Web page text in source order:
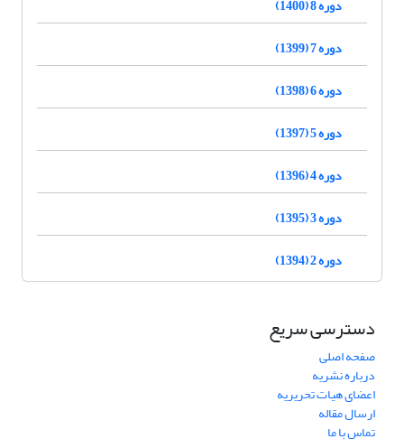
دوره 8 (1400)
دوره 7 (1399)
دوره 6 (1398)
دوره 5 (1397)
دوره 4 (1396)
دوره 3 (1395)
دوره 2 (1394)
دسترسی سریع
صفحه اصلی
درباره نشریه
اعضای هیات تحریریه
ارسال مقاله
تماس با ما